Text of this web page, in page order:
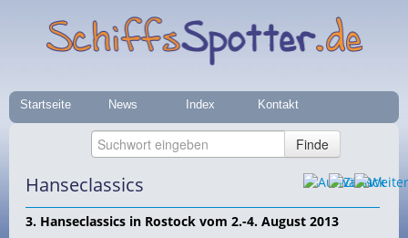
Startseite News Index Kontakt
Hanseclassics
3. Hanseclassics in Rostock vom 2.-4. August 2013